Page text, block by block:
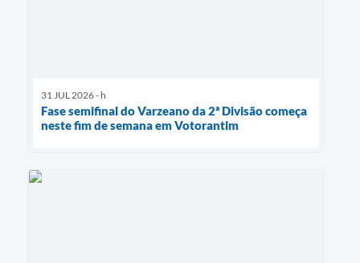
31 JUL 2026 - h
Fase semifinal do Varzeano da 2ª Divisão começa
neste fim de semana em Votorantim